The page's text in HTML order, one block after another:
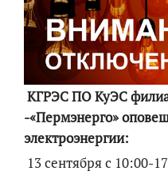
КГРЭС ПО КуЭС
-«Пермэнерго»
электроэнергии:
13 сентября с 10:00-